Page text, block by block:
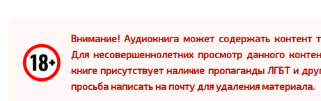
Внимание! Аудиокнига может содержать контент
Для несовершеннолетних просмотр данного
книге присутствует наличие пропаганды ЛГБТ и
просьба написать на почту для удаления материала.